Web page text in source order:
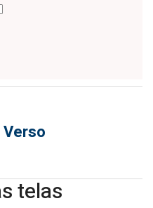
telas